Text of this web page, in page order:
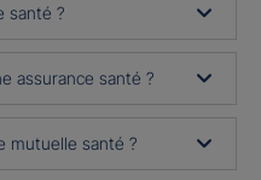
santé ?
assurance santé ?
mutuelle santé ?